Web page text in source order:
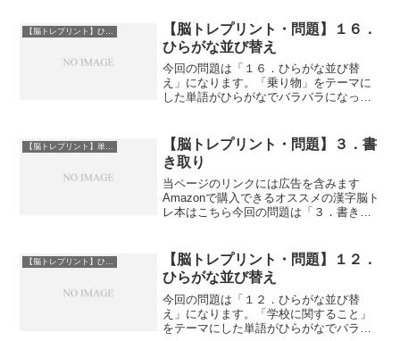
【脳トレプリント・問題】１６．
ひらがな並び替え
今回の問題は「１６．ひらがな並び替
え」になります。「乗り物」をテーマに
した単語がひらがなでバラバラになって
ダウンロードはサンプル画像下にありま
す。ダウンロードはこちら...
【脳トレプリント】単語連想
【脳トレプリント・問題】３．書
き取り
当ページのリンクには広告を含みます
Amazonで購入できるオススメの漢字脳ト
レ本はこちら今回の問題は「３．書き取
はサンプル画像下にあります。ダウンロ
ードはこちら３．書...
【脳トレプリント】ひらがな並び替え
【脳トレプリント・問題】１２．
ひらがな並び替え
今回の問題は「１２．ひらがな並び替
え」になります。「学校に関すること」
をテーマにした単語がひらがなでバラバ